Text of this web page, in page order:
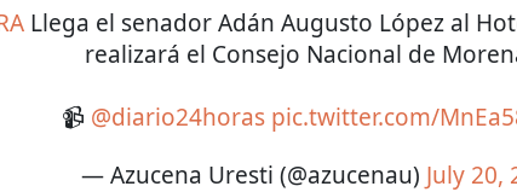
Llega el senador Adán Augusto López al
realizará el Consejo Nacional de Morena
📹 @diario24horas pic.twitter.com/
— Azucena Uresti (@azucenau) July 20,